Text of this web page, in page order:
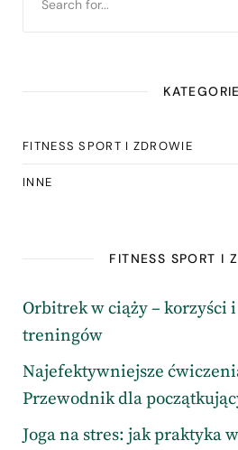
KATEGORIE
FITNESS SPORT I ZDROWIE
INNE
FITNESS SPORT I
Orbitrek w ciąży – korzyści
treningów
Najefektywniejsze
Przewodnik dla
Joga na stres: jak praktyka